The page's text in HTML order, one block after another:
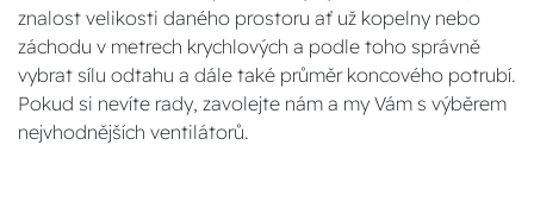
znalost velikosti daného prostoru ať už kopelny nebo
záchodu v metrech krychlových a podle toho správně
vybrat sílu odtahu a dále také průměr koncového potrubí.
Pokud si nevíte rady, zavolejte nám a my Vám s výběrem
nejvhodnějších ventilátorů.